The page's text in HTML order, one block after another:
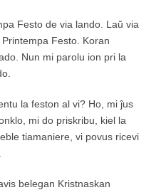
Festo de via lando. Laŭ via
Festo. Koran
Nun mi parolu ion pri la
la feston al vi? Ho, mi ĵus
mi do priskribu, kiel la
tiamaniere, vi povus ricevi
belegan Kristnaskan